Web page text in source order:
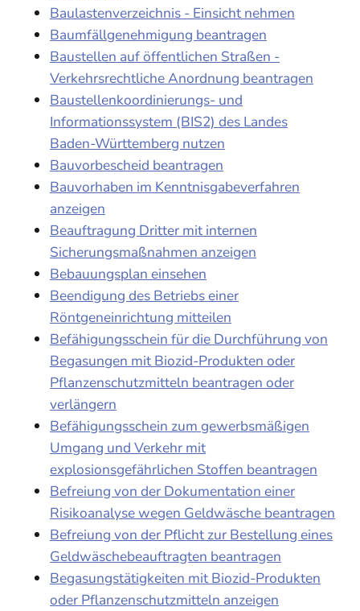
Baulastenverzeichnis - Einsicht nehmen
Baumfällgenehmigung beantragen
Baustellen auf öffentlichen Straßen -
Verkehrsrechtliche Anordnung beantragen
Baustellenkoordinierungs- und
Informationssystem (BIS2) des Landes
Baden-Württemberg nutzen
Bauvorbescheid beantragen
Bauvorhaben im Kenntnisgabeverfahren
anzeigen
Beauftragung Dritter mit internen
Sicherungsmaßnahmen anzeigen
Bebauungsplan einsehen
Beendigung des Betriebs einer
Röntgeneinrichtung mitteilen
Befähigungsschein für die Durchführung von
Begasungen mit Biozid-Produkten oder
Pflanzenschutzmitteln beantragen oder
verlängern
Befähigungsschein zum gewerbsmäßigen
Umgang und Verkehr mit
explosionsgefährlichen Stoffen beantragen
Befreiung von der Dokumentation einer
Risikoanalyse wegen Geldwäsche beantragen
Befreiung von der Pflicht zur Bestellung eines
Geldwäschebeauftragten beantragen
Begasungstätigkeiten mit Biozid-Produkten
oder Pflanzenschutzmitteln anzeigen